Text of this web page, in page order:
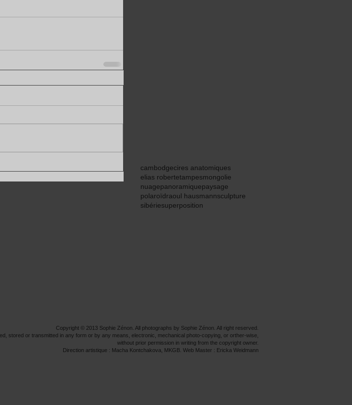
cambodgecires anatomiques
elias robertetampesmongolie
nuagepanoramiquepaysage
polaroïdraoul hausmannsculpture
sibériesuperposition
Copyright © 2013 Sophie Zénon. All photographs by Sophie Zénon. All right reserved.
stored or transmitted in any form or by any means, electronic, mechanical photo-copying, or orther-wise,
without prior permission in writing from the copyright owner.
Direction artistique : Macha Kontchakova, MKGB. Web Master : Ericka Weidmann